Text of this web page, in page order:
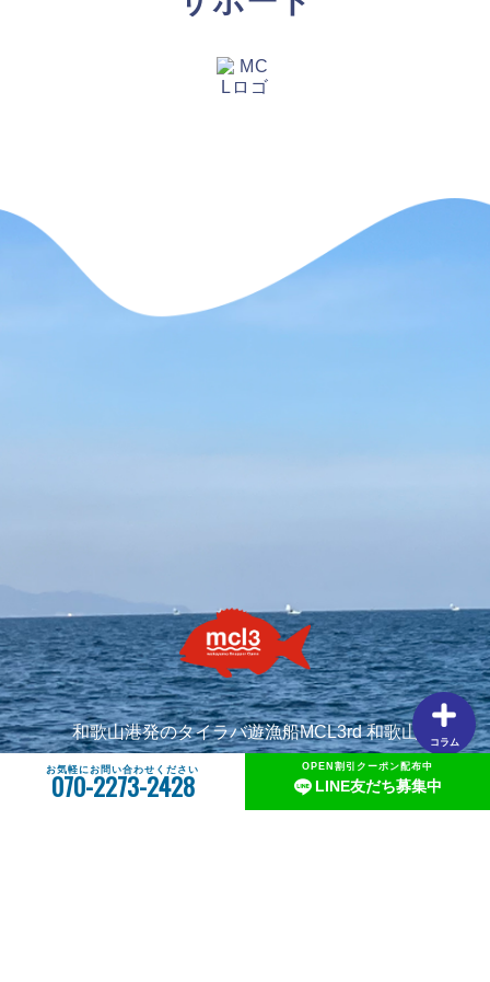
和歌山港発のタイラバ遊漁船MCL3rd 和歌山
TEL:070-2273-2428
大阪府知事 遊漁船業者登録 第1314号
コラム
歌山おすすめグルメ(ラーメン編)
お気軽にお問い合わせください
070-2273-2428
OPEN割引クーポン配布中
LINE友だち募集中